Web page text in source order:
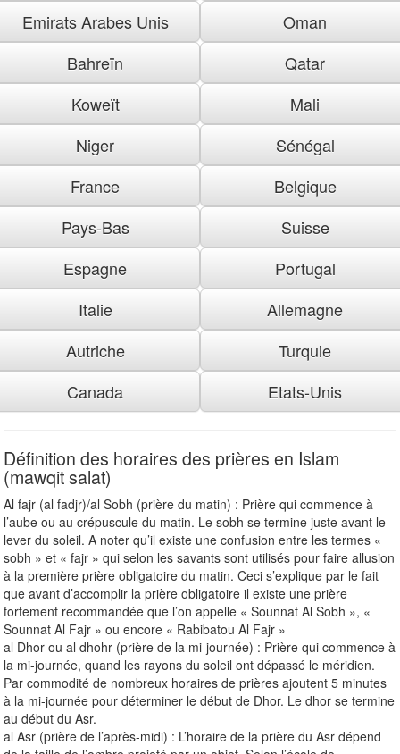
Emirats Arabes Unis
Oman
Bahreïn
Qatar
Koweït
Mali
Niger
Sénégal
France
Belgique
Pays-Bas
Suisse
Espagne
Portugal
Italie
Allemagne
Autriche
Turquie
Canada
Etats-Unis
Définition des horaires des prières en Islam
(mawqit salat)
Al fajr (al fadjr)/al Sobh (prière du matin) : Prière qui commence à
l’aube ou au crépuscule du matin. Le sobh se termine juste avant le
lever du soleil. A noter qu’il existe une confusion entre les termes «
sobh » et « fajr » qui selon les savants sont utilisés pour faire allusion
à la première prière obligatoire du matin. Ceci s’explique par le fait
que avant d’accomplir la prière obligatoire il existe une prière
fortement recommandée que l’on appelle « Sounnat Al Sobh », «
Sounnat Al Fajr » ou encore « Rabibatou Al Fajr »
al Dhor ou al dhohr (prière de la mi-journée) : Prière qui commence à
la mi-journée, quand les rayons du soleil ont dépassé le méridien.
Par commodité de nombreux horaires de prières ajoutent 5 minutes
à la mi-journée pour déterminer le début de Dhor. Le dhor se termine
au début du Asr.
al Asr (prière de l’après-midi) : L’horaire de la prière du Asr dépend